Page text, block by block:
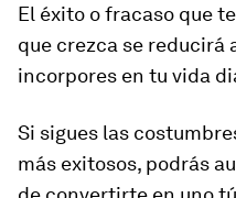
El éxito o fracaso que
que crezca se reducirá
incorpores en tu vida
Si sigues las
más exitosos, podrás